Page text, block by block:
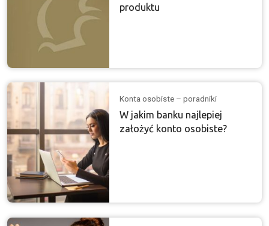
produktu
Konta osobiste – poradniki
W jakim banku najlepiej
założyć konto osobiste?